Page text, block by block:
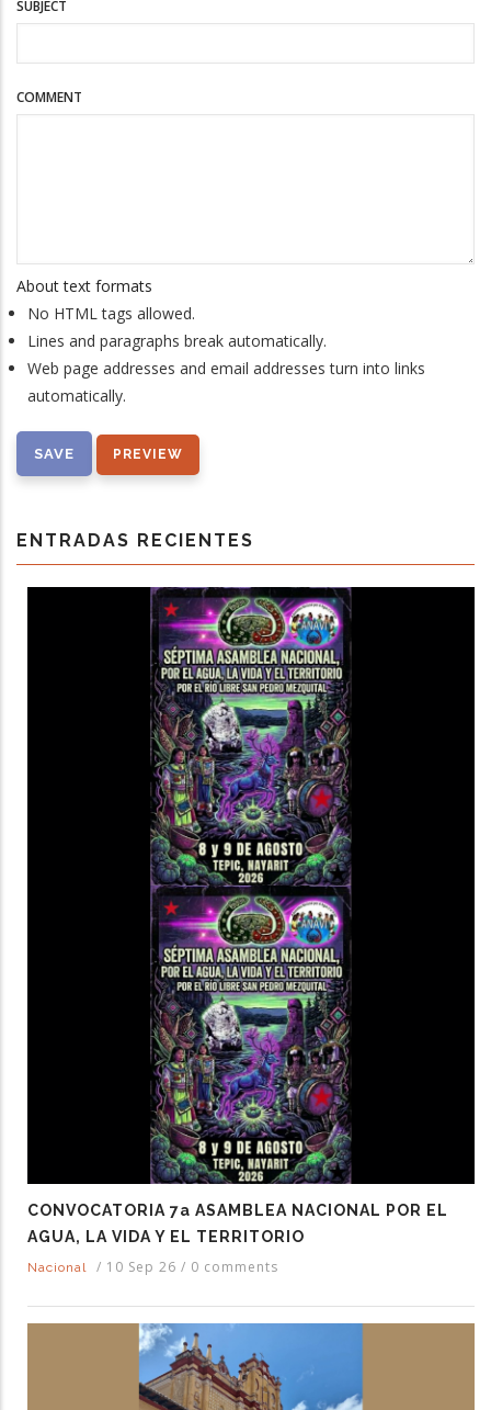
SUBJECT
COMMENT
About text formats
No HTML tags allowed.
Lines and paragraphs break automatically.
Web page addresses and email addresses turn into links
automatically.
ENTRADAS RECIENTES
CONVOCATORIA 7a ASAMBLEA NACIONAL POR EL
AGUA, LA VIDA Y EL TERRITORIO
Nacional / 10 Sep 26 / 0 comments